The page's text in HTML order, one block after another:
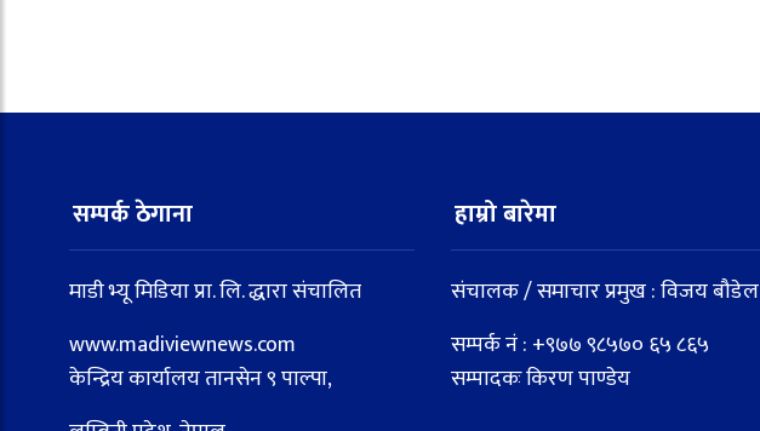
सम्पर्क ठेगाना
माडी भ्यू मिडिया प्रा. लि. द्धारा संचालित
www.madiviewnews.com
केन्द्रिय कार्यालय तानसेन ९ पाल्पा,
हाम्रो बारेमा
संचालक / समाचार प्रमुख : विजय बौडेल
सम्पर्क नं : +९७७ ९८५७० ६५ ८६५
सम्पादकः किरण पाण्डेय